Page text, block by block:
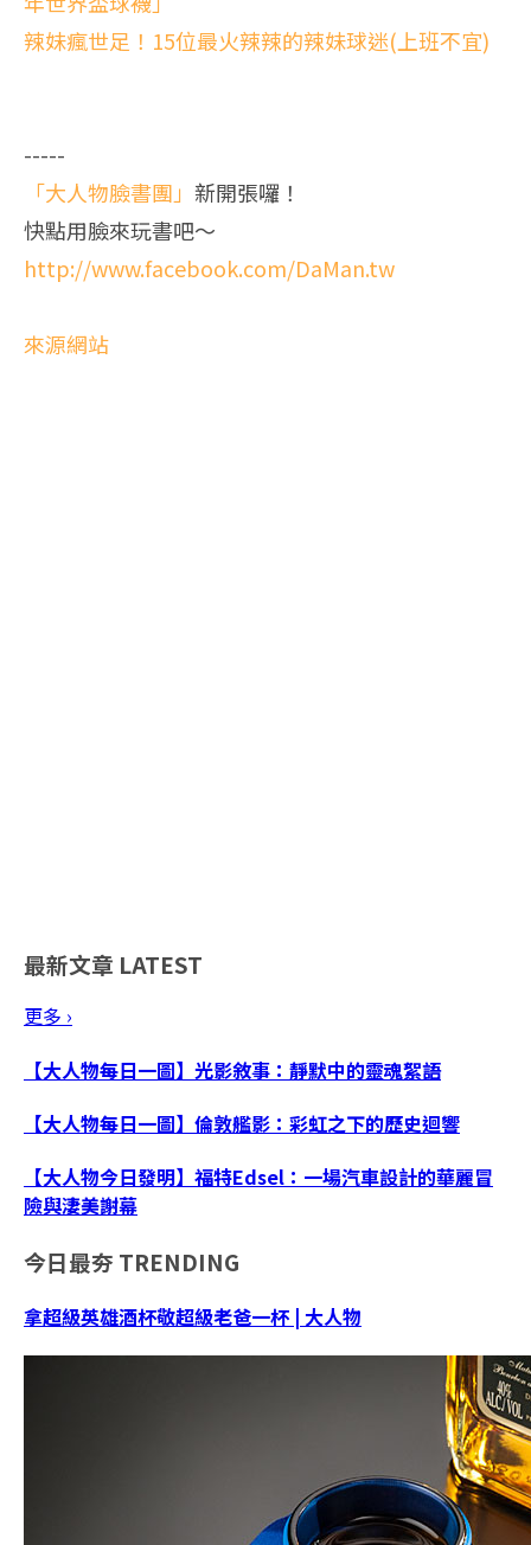
辣妹瘋世足！15位最火辣辣的辣妹球迷(上班不宜)
-----
「大人物臉書團」 新開張囉！
快點用臉來玩書吧～
http://www.facebook.com/DaMan.tw
來源網站
最新文章 LATEST
更多 ›
【大人物每日一圖】光影敘事：靜默中的靈魂絮語
【大人物每日一圖】倫敦艦影：彩虹之下的歷史迴響
【大人物今日發明】福特Edsel：一場汽車設計的華麗冒
險與淒美謝幕
今日最夯 TRENDING
拿超級英雄酒杯敬超級老爸一杯 | 大人物